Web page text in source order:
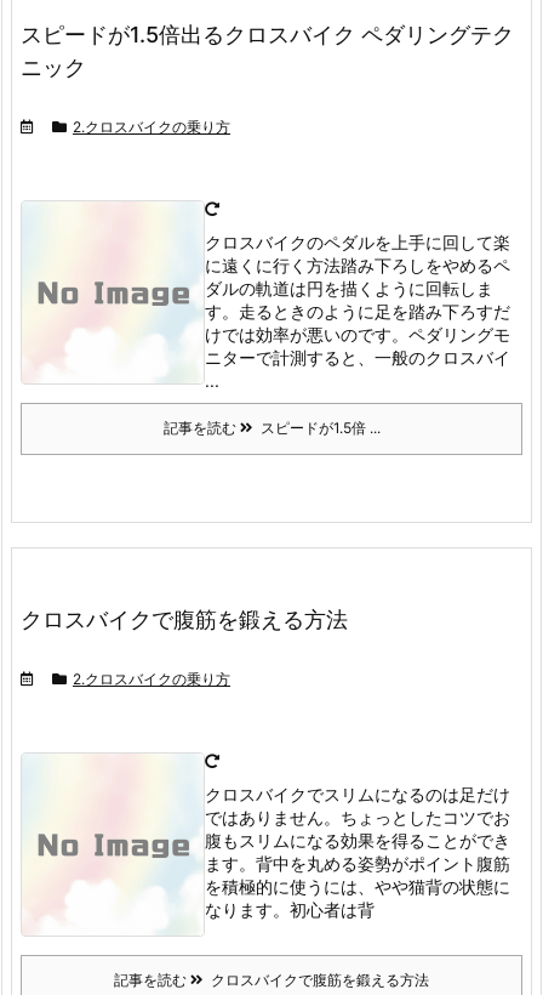
スピードが1.5倍出るクロスバイク ペダリングテク
ニック
2.クロスバイクの乗り方
クロスバイクのペダルを上手に回して楽
に遠くに行く方法踏み下ろしをやめるペ
ダルの軌道は円を描くように回転しま
す。 走るときのように足を踏み下ろすだ
けでは効率が悪いのです。 ペダリングモ
ニターで計測すると、一般のクロスバイ
...
記事を読む スピードが1.5倍 ...
クロスバイクで腹筋を鍛える方法
2.クロスバイクの乗り方
クロスバイクでスリムになるのは足だけ
ではありません。 ちょっとしたコツでお
腹もスリムになる効果を得ることができ
ます。 背中を丸める姿勢がポイント 腹筋
を積極的に使うには、やや猫背の状態に
なります。 初心者は背
記事を読む クロスバイクで腹筋を鍛える方法